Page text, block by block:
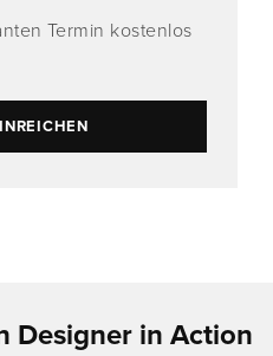
Termin kostenlos
Designer in Action